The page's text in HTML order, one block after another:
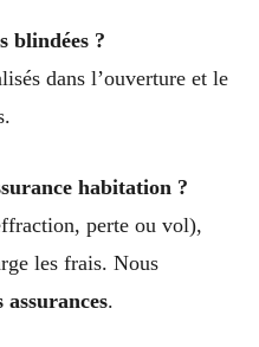
blindées ?
dans l’ouverture et le
habitation ?
perte ou vol),
les frais. Nous
assurances.